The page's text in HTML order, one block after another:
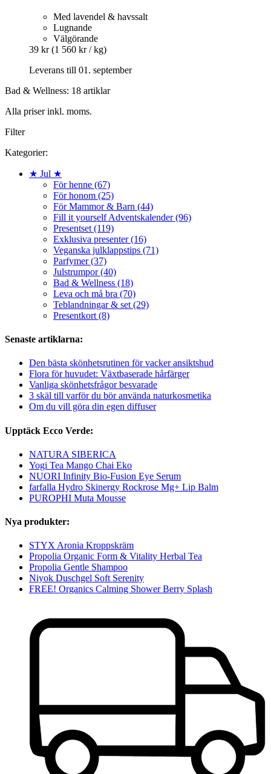
Med lavendel & havssalt
Lugnande
Välgörande
39 kr (1 560 kr / kg)
Leverans till 01. september
Bad & Wellness: 18 artiklar
Alla priser inkl. moms.
Filter
Kategorier:
★ Jul ★
För henne (67)
För honom (25)
För Mammor & Barn (44)
Fill it yourself Adventskalender (96)
Presentset (119)
Exklusiva presenter (16)
Veganska julklappstips (71)
Parfymer (37)
Julstrumpor (40)
Bad & Wellness (18)
Leva och må bra (70)
Teblandningar & set (29)
Presentkort (8)
Senaste artiklarna:
Den bästa skönhetsrutinen för vacker ansiktshud
Flora för huvudet: Växtbaserade hårfärger
Vanliga skönhetsfrågor besvarade
3 skäl till varför du bör använda naturkosmetika
Om du vill göra din egen diffuser
Upptäck Ecco Verde:
NATURA SIBERICA
Yogi Tea Mango Chai Eko
NUORI Infinity Bio-Fusion Eye Serum
farfalla Hydro Skinergy Rockrose Mg+ Lip Balm
PUROPHI Muta Mousse
Nya produkter:
STYX Aronia Kroppskräm
Propolia Organic Form & Vitality Herbal Tea
Propolia Gentle Shampoo
Niyok Duschgel Soft Serenity
FREE! Organics Calming Shower Berry Splash